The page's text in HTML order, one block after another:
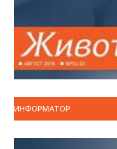
ИНФОРМАТОР